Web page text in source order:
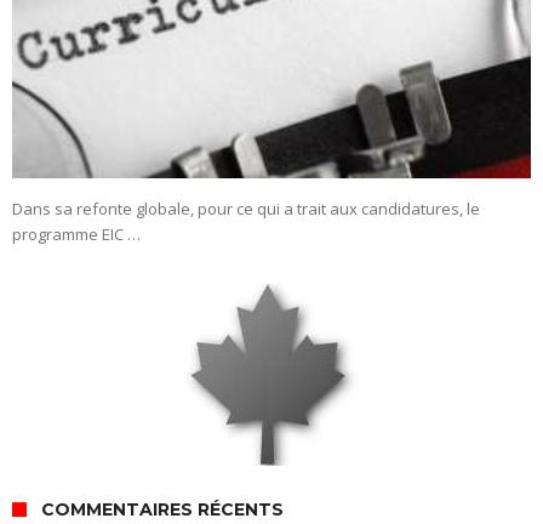
Dans sa refonte globale, pour ce qui a trait aux candidatures, le
programme EIC …
COMMENTAIRES RÉCENTS